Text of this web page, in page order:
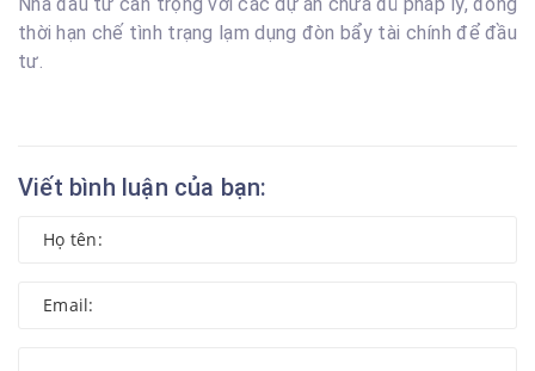
thời hạn chế tình trạng lạm dụng đòn bẩy tài chính để đầu
tư.
Viết bình luận của bạn: